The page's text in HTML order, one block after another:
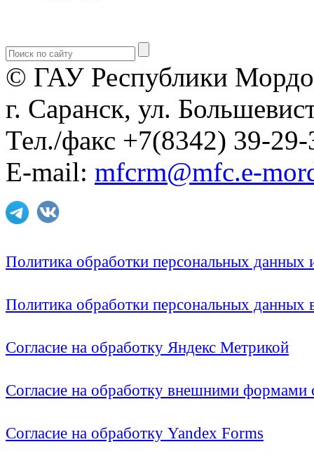
© ГАУ Республики
г. Саранск, ул.
Тел./факс +7(8342) 39-29-
E-mail: mfcrm@mfc.e-
Политика обработки персональных
Политика обработки персональных
Согласие на обработку Яндекс Метрикой
Согласие на обработку внешними формами
Согласие на обработку Yandex Forms